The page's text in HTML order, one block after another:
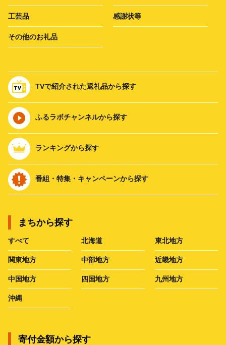
工芸品 感謝状等
その他のお礼品
TVで紹介された返礼品から探す
ふるラボチャンネルから探す
ランキングから探す
番組・特集・キャンペーンから探す
まちから探す
すべて 北海道 東北地方
関東地方 中部地方 近畿地方
中国地方 四国地方 九州地方
沖縄
寄付金額から探す